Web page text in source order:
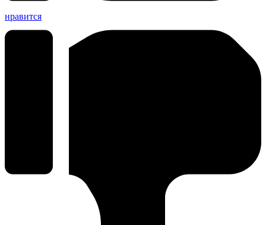
нравится